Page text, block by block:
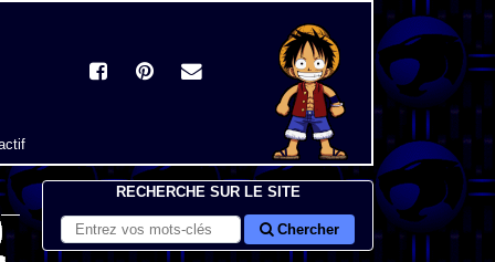
RECHERCHE SUR LE SITE
Chercher